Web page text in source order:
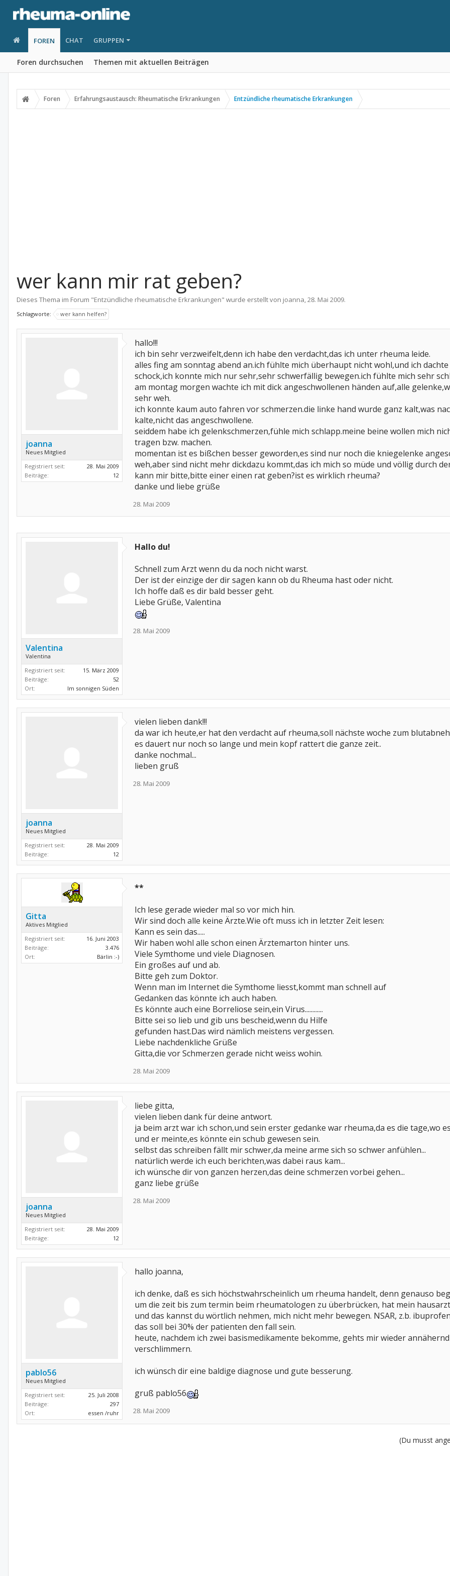
FOREN
Foren durchsuchen Themen mit aktuellen Beiträgen
CHAT GRUPPEN
Foren Erfahrungsaustausch: Rheumatische Erkrankungen Entzündliche rheumatische Erkrankungen
wer kann mir rat geben?
Dieses Thema im Forum "Entzündliche rheumatische Erkrankungen" wurde erstellt von joanna,28. Mai 2009.
Schlagworte: wer kann helfen?
joanna
Neues Mitglied
Registriert seit:
28. Mai 2009
Beiträge:
12
hallo!!!
ich bin sehr verzweifelt,denn ich habe den verdacht,das ich unter rheuma leide.
alles fing am sonntag abend an.ich fühlte mich überhaupt nicht wohl,und ich
schock,ich konnte mich nur sehr,sehr schwerfällig bewegen.ich fühlte mich sehr
am montag morgen wachte ich mit dick angeschwollenen händen auf,alle
sehr weh.
ich konnte kaum auto fahren vor schmerzen.die linke hand wurde ganz kalt,was
kalte,nicht das angeschwollene.
seiddem habe ich gelenkschmerzen,fühle mich schlapp.meine beine wollen mich
tragen bzw. machen.
momentan ist es bißchen besser geworden,es sind nur noch die kniegelenke
weh,aber sind nicht mehr dickdazu kommt,das ich mich so müde und völlig durch
kann mir bitte,bitte einer einen rat geben?ist es wirklich rheuma?
danke und liebe grüße
28. Mai 2009
Valentina
Valentina
Registriert seit:
15. März 2009
Beiträge:
52
Ort:
Im sonnigen Süden
Hallo du!
Schnell zum Arzt wenn du da noch nicht warst.
Der ist der einzige der dir sagen kann ob du Rheuma hast oder nicht.
Ich hoffe daß es dir bald besser geht.
Liebe Grüße, Valentina
28. Mai 2009
joanna
Neues Mitglied
Registriert seit:
28. Mai 2009
Beiträge:
12
vielen lieben dank!!!
da war ich heute,er hat den verdacht auf rheuma,soll nächste woche zum
es dauert nur noch so lange und mein kopf rattert die ganze zeit..
danke nochmal...
lieben gruß
28. Mai 2009
Gitta
Aktives Mitglied
Registriert seit:
16. Juni 2003
Beiträge:
3.476
Ort:
Bärlin :-)
**
Ich lese gerade wieder mal so vor mich hin.
Wir sind doch alle keine Ärzte.Wie oft muss ich in letzter Zeit lesen:
Kann es sein das.....
Wir haben wohl alle schon einen Ärztemarton hinter uns.
Viele Symthome und viele Diagnosen.
Ein großes auf und ab.
Bitte geh zum Doktor.
Wenn man im Internet die Symthome liesst,kommt man schnell auf
Gedanken das könnte ich auch haben.
Es könnte auch eine Borreliose sein,ein Virus............
Bitte sei so lieb und gib uns bescheid,wenn du Hilfe
gefunden hast.Das wird nämlich meistens vergessen.
Liebe nachdenkliche Grüße
Gitta,die vor Schmerzen gerade nicht weiss wohin.
28. Mai 2009
joanna
Neues Mitglied
Registriert seit:
28. Mai 2009
Beiträge:
12
liebe gitta,
vielen lieben dank für deine antwort.
ja beim arzt war ich schon,und sein erster gedanke war rheuma,da es die tage,wo
und er meinte,es könnte ein schub gewesen sein.
selbst das schreiben fällt mir schwer,da meine arme sich so schwer anfühlen...
natürlich werde ich euch berichten,was dabei raus kam...
ich wünsche dir von ganzen herzen,das deine schmerzen vorbei gehen...
ganz liebe grüße
28. Mai 2009
pablo56
Neues Mitglied
Registriert seit:
25. Juli 2008
Beiträge:
297
Ort:
essen /ruhr
hallo joanna,
ich denke, daß es sich höchstwahrscheinlich um rheuma handelt, denn genauso
um die zeit bis zum termin beim rheumatologen zu überbrücken, hat mein
und das kannst du wörtlich nehmen, mich nicht mehr bewegen. NSAR, z.b.
das soll bei 30% der patienten den fall sein.
heute, nachdem ich zwei basismedikamente bekomme, gehts mir wieder
verschlimmern.
ich wünsch dir eine baldige diagnose und gute besserung.
gruß pablo56
28. Mai 2009
(Du musst